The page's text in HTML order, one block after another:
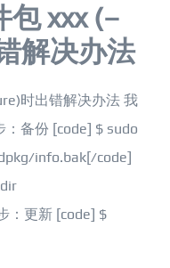
包 xxx (–
解决办法
时出错解决办法 我
备份 [code] $ sudo
info.bak[/code]
更新 [code] $